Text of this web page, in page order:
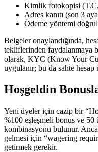
Kimlik fotokopisi
Adres kanıtı (son 3
Ödeme yöntemi
Belgeler onaylandığında,
tekliflerinden faydalanmaya
olarak, KYC (Know Your
uygulanır; bu da sahte hesap
Hoşgeldin
Yeni üyeler için cazip bir
%100 eşleşmeli bonus ve 50
kombinasyonu bulunur.
gelmesi için “wagering
getirmek gerekir.